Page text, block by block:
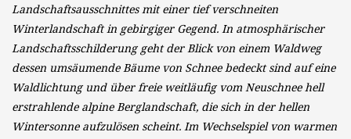
Landschaftsausschnittes mit einer tief verschneiten
Winterlandschaft in gebirgiger Gegend. In atmosphärischer
Landschaftsschilderung geht der Blick von einem Waldweg
dessen umsäumende Bäume von Schnee bedeckt sind auf eine
Waldlichtung und über freie weitläufig vom Neuschnee hell
erstrahlende alpine Berglandschaft, die sich in der hellen
Wintersonne aufzulösen scheint. Im Wechselspiel von warmen